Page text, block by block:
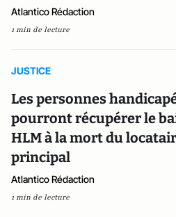
Atlantico Rédaction
1 min de lecture
JUSTICE
Les personnes
pourront récupérer le
HLM à la mort du
principal
Atlantico Rédaction
1 min de lecture